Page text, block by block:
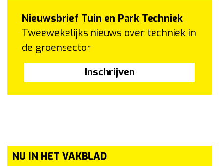
Nieuwsbrief Tuin en Park Techniek
Tweewekelijks nieuws over techniek in
de groensector
Inschrijven
NU IN HET VAKBLAD